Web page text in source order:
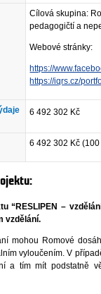
Cílová skupina:
pedagogičtí a
Webové stránky:
https://
https://iqrs.cz/
6 492 302 Kč
6 492 302 Kč
“RESLIPEN –
vzdělání.
mohou Romové
vyloučením. V
a tím mít podstatně